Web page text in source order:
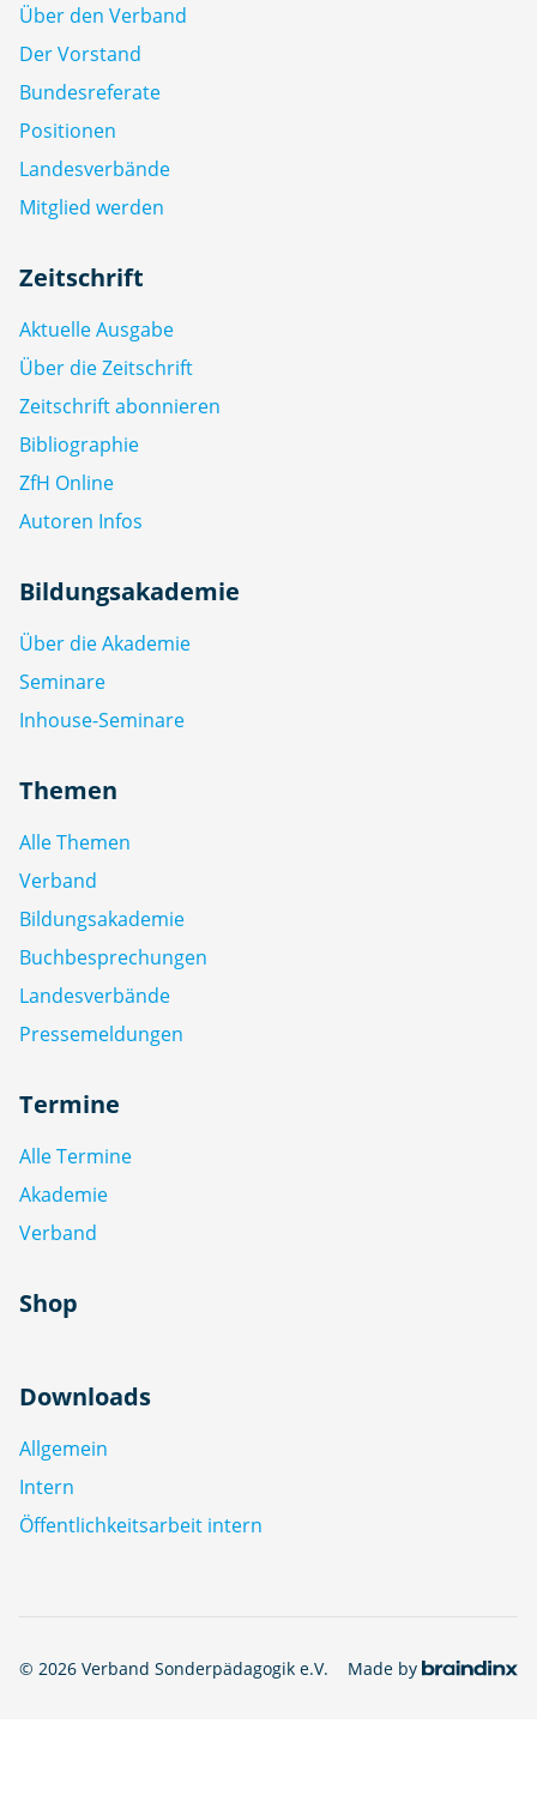
Über den Verband
Der Vorstand
Bundesreferate
Positionen
Landesverbände
Mitglied werden
Zeitschrift
Aktuelle Ausgabe
Über die Zeitschrift
Zeitschrift abonnieren
Bibliographie
ZfH Online
Autoren Infos
Bildungsakademie
Über die Akademie
Seminare
Inhouse-Seminare
Themen
Alle Themen
Verband
Bildungsakademie
Buchbesprechungen
Landesverbände
Pressemeldungen
Termine
Alle Termine
Akademie
Verband
Shop
Downloads
Allgemein
Intern
Öffentlichkeitsarbeit intern
© 2026 Verband Sonderpädagogik e.V. Made by